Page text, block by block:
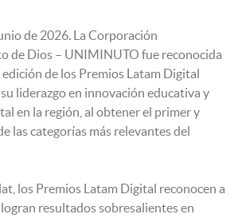
de 2026. La Corporación
de Dios – UNIMINUTO fue reconocida
de los Premios Latam Digital
liderazgo en innovación educativa y
en la región, al obtener el primer y
las categorías más relevantes del
los Premios Latam Digital reconocen a
resultados sobresalientes en